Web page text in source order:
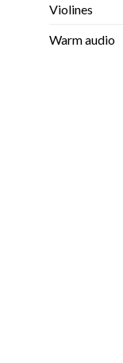
Violines
Warm audio